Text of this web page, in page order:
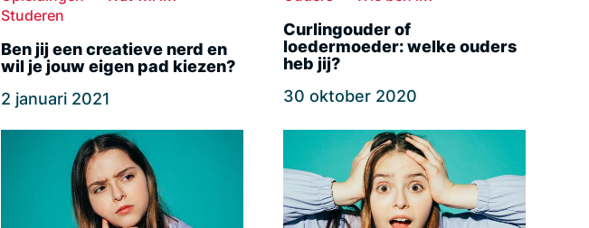
Studeren
Ben jij een creatieve nerd en
wil je jouw eigen pad kiezen?
2 januari 2021
Curlingouder of
loedermoeder: welke ouders
heb jij?
30 oktober 2020